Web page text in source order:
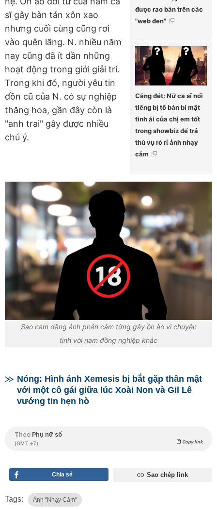
được rao bán trên các
"web đen"
Căng đét: Nữ ca sĩ nổi
tiếng bị tố bán bí mật
tình ái của chị em tốt
trong showbiz để trả
thù vụ rò rỉ ảnh nhạy
cảm
sĩ gây bàn tán xôn xao
nhưng cuối cùng cũng rơi
vào quên lãng. N. nhiều năm
nay cũng đã ít dần những
hoạt động trong giới giải trí.
Trong khi đó, người yêu tin
đồn cũ của N. có sự nghiệp
thăng hoa, gần đây còn là
"anh trai" gây được nhiều
chú ý.
Sao nam đăng ảnh phản cảm từng gây ồn ào vì chuyện
tình với nam đồng nghiệp khác
Nóng: Hình ảnh Xemesis bị bắt gặp thân mật
với một cô gái giữa lúc Xoài Non và Gil Lê
vướng tin hẹn hò
Theo Phụ nữ số
(GMT +7) Copy link
Chia sẻ Sao chép link
Tags: Ảnh "nhạy Cảm"